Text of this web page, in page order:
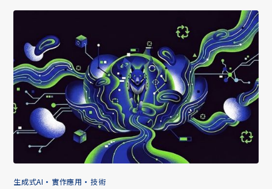
生成式AI • 實作應用 •技術